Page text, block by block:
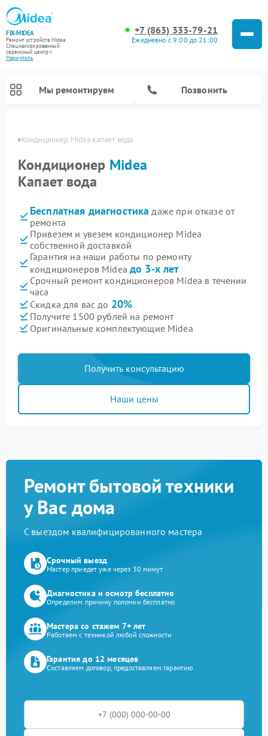
FIX-MIDEA
Ремонт устройств Midea
Специализированный
cервисный центр г.
Мариуполь
+7 (863) 333-79-21
Ежедневно с 9:00 до 21:00
Мы ремонтируем Позвонить
Кондиционер Midea капает вода
Кондиционер Midea
Капает вода
Бесплатная диагностика даже при отказе от
ремонта
Привезем и увезем кондиционер Midea
собственной доставкой
Гарантия на наши работы по ремонту
кондиционеров Mideaдо 3-х лет
Срочный ремонт кондиционеров Midea в течении
часа
Скидка для вас до 20%
Получите 1500 рублей на ремонт
Оригинальные комплектующие Midea
Получить консультацию
Наши цены
Ремонт бытовой техники
у Вас дома
С выездом квалифицированного мастера
Срочный выезд
Мастер приедет уже через 30 минут
Диагностика и осмотр бесплатно
Определим причину поломки бесплатно
Мастера со стажем 7+ лет
Работаем с техникой любой сложности
Гарантия до 12 месяцев
Составляем договор, предоставляем гарантию